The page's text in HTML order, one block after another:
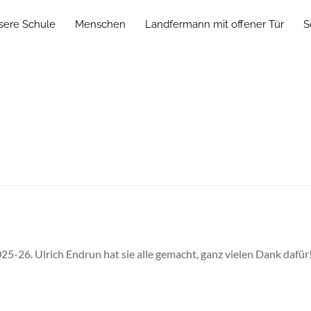
Schule Menschen Landfermann mit offener Tür
26. Ulrich Endrun hat sie alle gemacht, ganz vielen Dank